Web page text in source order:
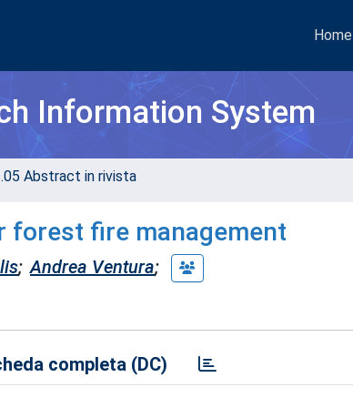
Home
Information System
Abstract in rivista
forest fire management
; Andrea Ventura;
completa (DC)